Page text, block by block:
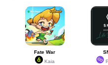
Fate War
Kaia